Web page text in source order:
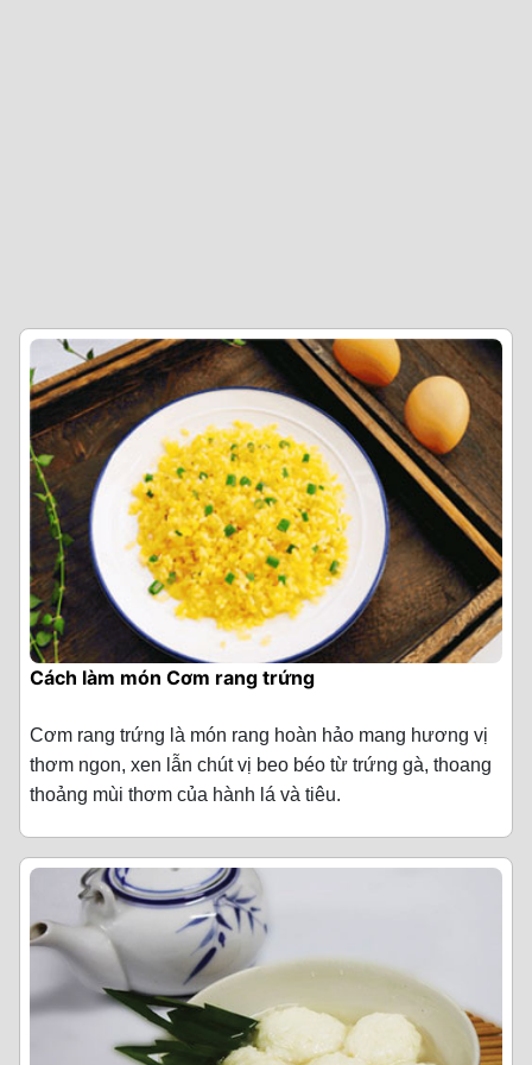
Cách làm món Cơm rang trứng
Cơm rang trứng là món rang hoàn hảo mang hương vị
thơm ngon, xen lẫn chút vị beo béo từ trứng gà, thoang
thoảng mùi thơm của hành lá và tiêu.
Nguyên liệu làm Cơm rang trứng(Cho 3 người ăn)
· Cơm nguội 3 bát (bát dùng ăn cơm)
· Trứng gà 2 quả
· Hành lá 1 nhánh
· Hành tím 1 củ